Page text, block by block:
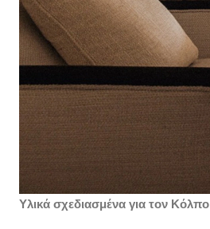
Υλικά σχεδιασμένα για τον Κόλπο